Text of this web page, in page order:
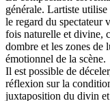
générale. Lartiste
le regard du spectateur
fois naturelle et divine,
dombre et les zones de
émotionnel de la scène.
Il est possible de
réflexion sur la
juxtaposition du divin et